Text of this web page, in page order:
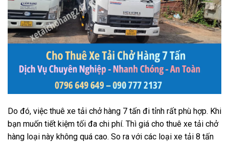
Do đó, việc thuê xe tải chở hàng 7 tấn đi tỉnh rất phù hợp. Khi
bạn muốn tiết kiệm tối đa chi phí. Thì giá cho thuê xe tải chở
hàng loại này không quá cao. So ra với các loại xe tải 8 tấn